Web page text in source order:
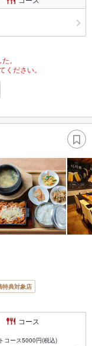
。
ださい。
特典対象店
コース
コース5000円(税込)